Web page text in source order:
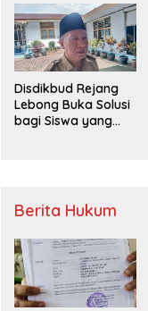
Bullying,
Kadisdikbud: Patut
Jadi Contoh
Disdikbud Rejang
Lebong Buka Solusi
bagi Siswa yang
Berita Hukum